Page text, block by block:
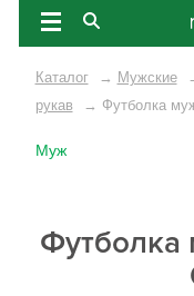
Каталог → Мужские
рукав
→ Футболка
Муж
Футболка